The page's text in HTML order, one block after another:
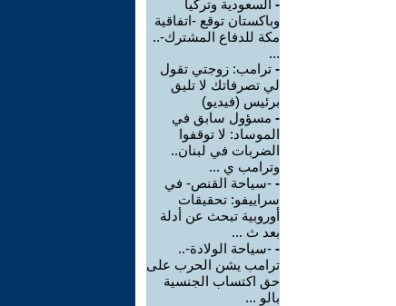
- السعودية وتركيا
وباكستان توقع -اتفاقية
مكة للدفاع المشترك-..
...
- ترامب: زوجتي تقول
لي تصرفاتك لا تليق
برئيس (فيديو)
- مسؤول سابق في
الموساد: لا توقفوا
الضربات في لبنان..
وترامب ي ...
- -سياحة القنص- في
سراييفو: تحقيقات
أوروبية تبحث عن أدلة
بعد ث ...
- -سياحة الولادة-..
ترامب يشن الحرب على
حق اكتساب الجنسية
بالو ...